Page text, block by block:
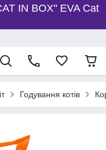
IN BOX" EVA Cat
Годування котів